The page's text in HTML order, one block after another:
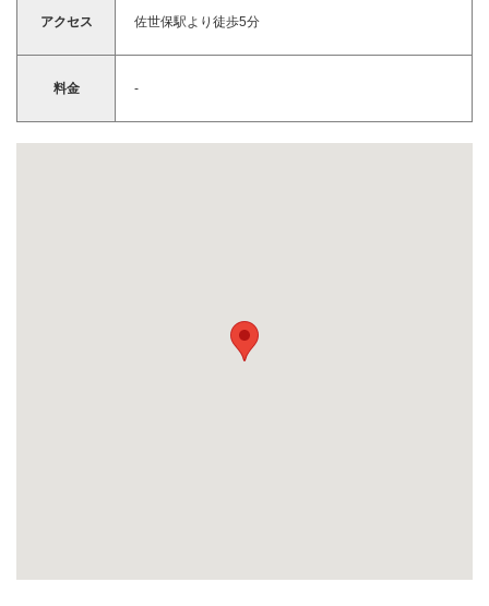
アクセス 佐世保駅より徒歩5分
料金 -